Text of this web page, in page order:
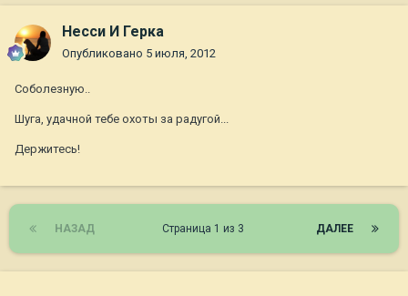
Несси И Герка
Опубликовано 5 июля, 2012
Соболезную..
Шуга, удачной тебе охоты за радугой...
Держитесь!
НАЗАД ДАЛЕЕ
Страница 1 из 3